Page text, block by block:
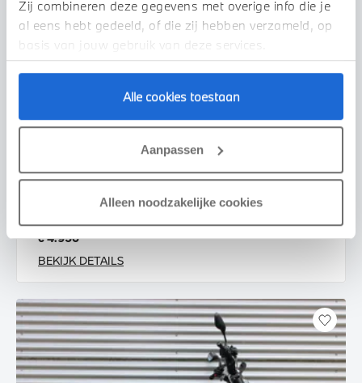
Zij combineren deze gegevens met overige info die je
al eens hebt gedeeld, of die zij hebben verzameld, op
basis van jouw gebruik van deze services.
Alle cookies toestaan
Aanpassen
Alleen noodzakelijke cookies
CE 02 AM |Highline pakket |Service Inclusive
€ 4.950
BEKIJK DETAILS